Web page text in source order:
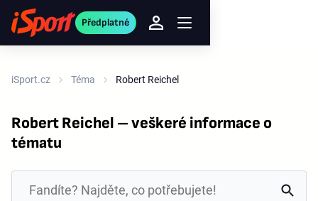
Předplatné
iSport.cz Téma Robert Reichel
Robert Reichel – veškeré informace o
tématu